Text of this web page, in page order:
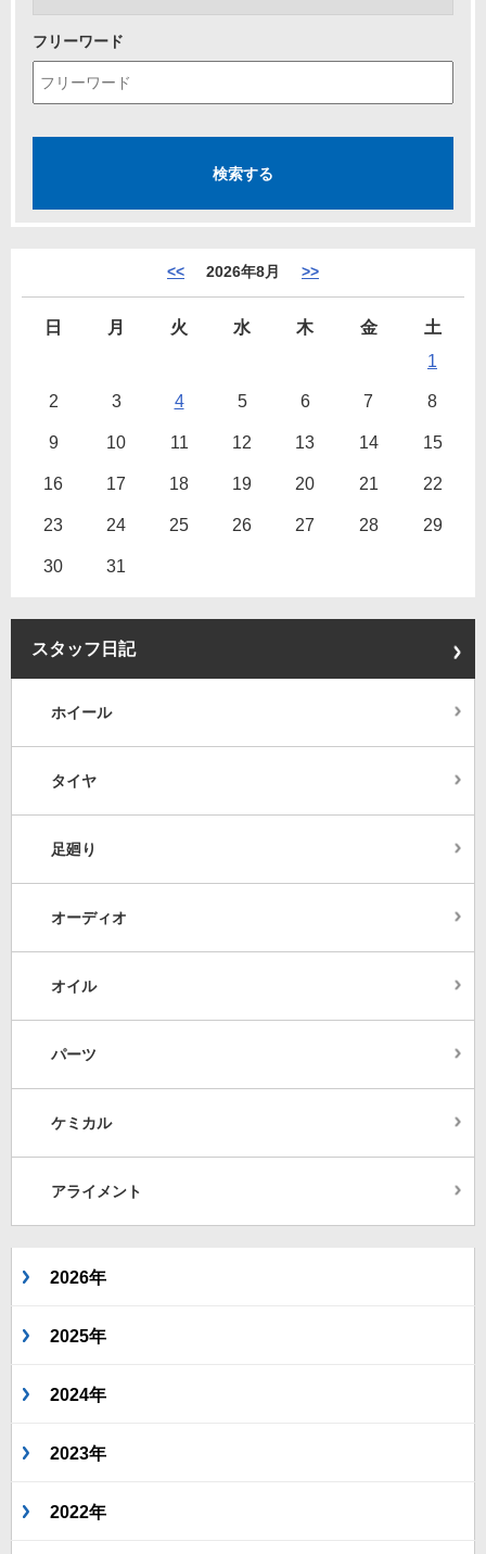
フリーワード
<< 2026年8月 >>
日 月 火 水 木 金
土
1
2 3 4 5 6 7 8
9 10 11 12 13 14 15
16 17 18 19 20 21 22
23 24 25 26 27 28 29
30 31
スタッフ日記
ホイール
タイヤ
足廻り
オーディオ
オイル
パーツ
ケミカル
アライメント
2026年
2025年
2024年
2023年
2022年